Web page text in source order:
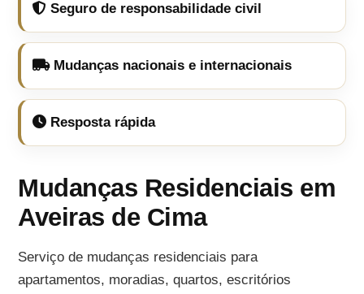
Seguro de responsabilidade civil
Mudanças nacionais e internacionais
Resposta rápida
Mudanças Residenciais em
Aveiras de Cima
Serviço de mudanças residenciais para
apartamentos, moradias, quartos, escritórios